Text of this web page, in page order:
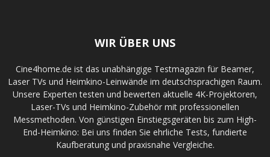
WIR ÜBER UNS
Cine4home.de ist das unabhängige Testmagazin für Beamer,
Laser TVs und Heimkino-Leinwände im deutschsprachigen Raum.
Unsere Experten testen und bewerten aktuelle 4K-Projektoren,
Laser-TVs und Heimkino-Zubehör mit professionellen
Messmethoden. Von günstigen Einstiegsgeräten bis zum High-
End-Heimkino: Bei uns finden Sie ehrliche Tests, fundierte
Kaufberatung und praxisnahe Vergleiche.